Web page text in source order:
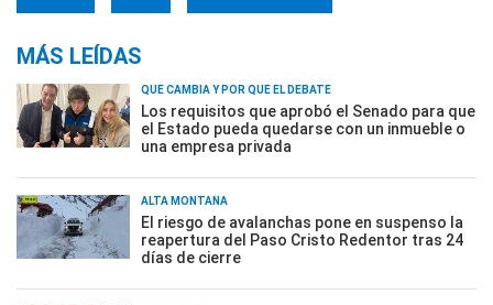
MÁS LEÍDAS
QUÉ CAMBIA Y POR QUÉ EL DEBATE
Los requisitos que aprobó el Senado para que
el Estado pueda quedarse con un inmueble o
una empresa privada
ALTA MONTAÑA
El riesgo de avalanchas pone en suspenso la
reapertura del Paso Cristo Redentor tras 24
días de cierre